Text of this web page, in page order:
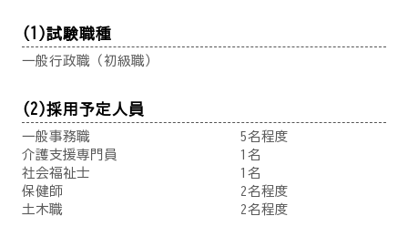
(1)試験職種
一般行政職（初級職）
(2)採用予定人員
一般事務職 5名程度
介護支援専門員 1名
社会福祉士 1名
保健師 2名程度
土木職 2名程度